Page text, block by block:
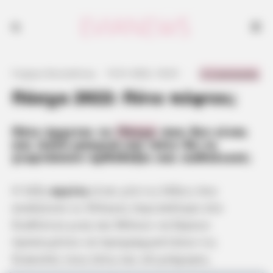
Πάσχα 2022: Πότε πέφτει;
Πότε έρχεται το Πάσχαπου δεν είναι
και πολύ μακρυά και πότε θα το
γιορτάσουν ορθόδοξοι και καθολικοί;
αργίες